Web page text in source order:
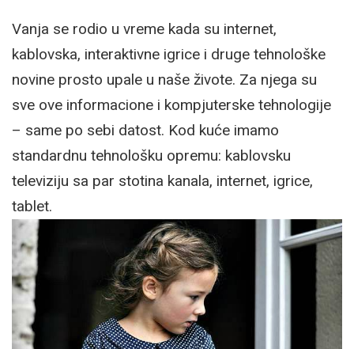
Vanja se rodio u vreme kada su internet,
kablovska, interaktivne igrice i druge tehnološke
novine prosto upale u naše živote. Za njega su
sve ove informacione i kompjuterske tehnologije
– same po sebi datost. Kod kuće imamo
standardnu tehnološku opremu: kablovsku
televiziju sa par stotina kanala, internet, igrice,
tablet.